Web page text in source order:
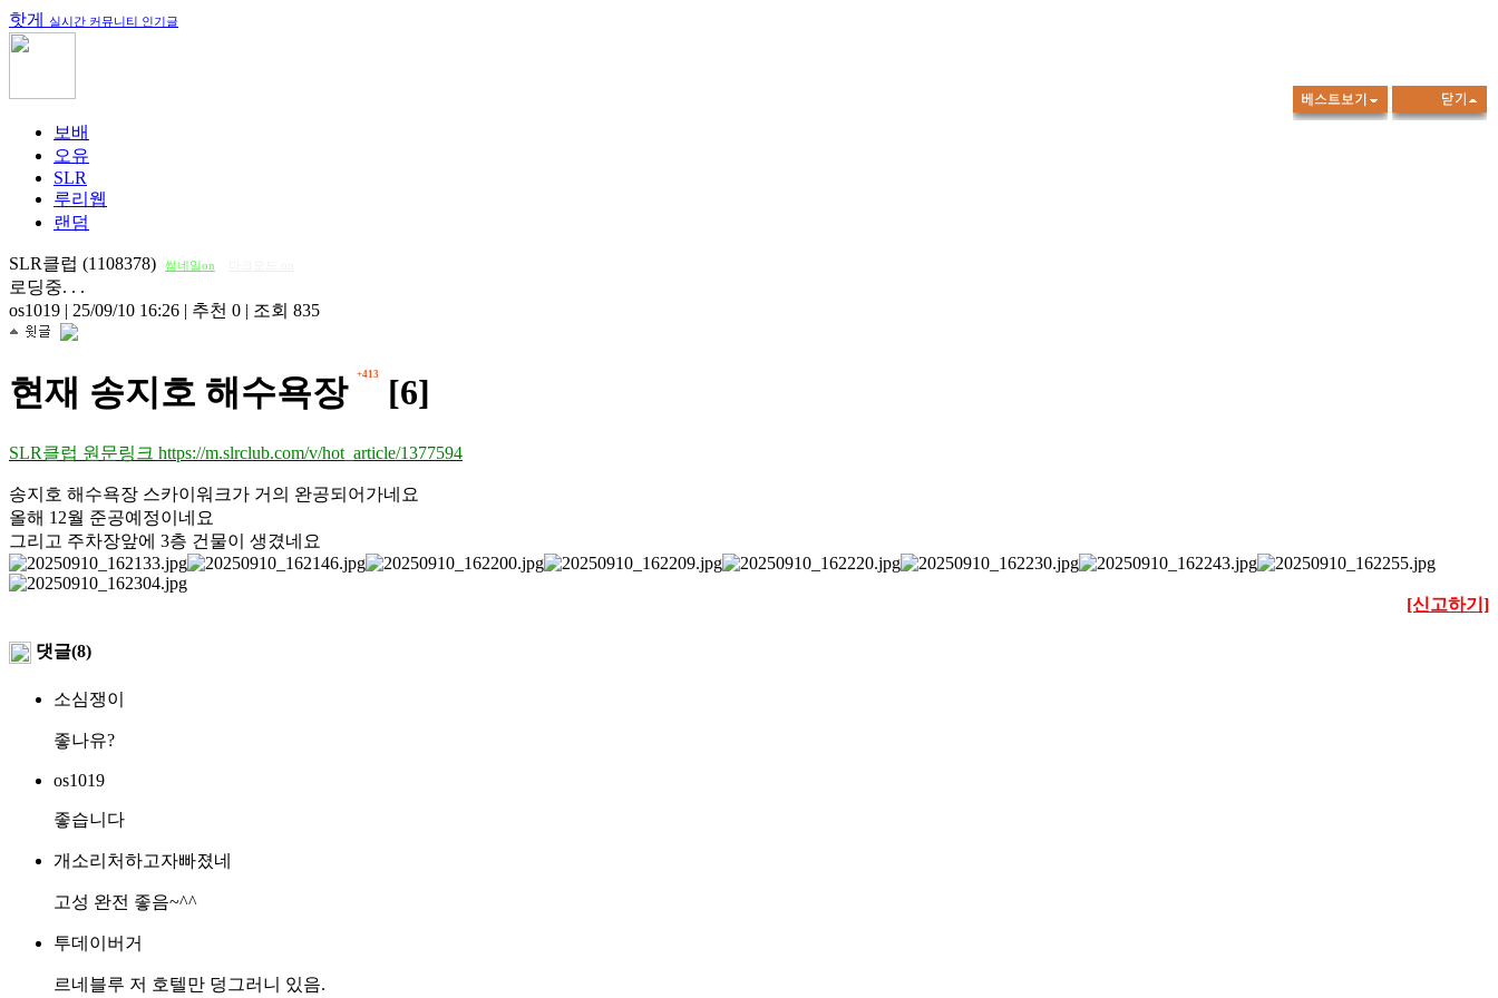
핫게 실시간 커뮤니티 인기글
보배
오유
SLR
루리웹
랜덤
SLR클럽 (1108378) 썸네일on
로딩중. . .
os1019 | 25/09/10 16:26 | 추천 0 | 조회 835
현재 송지호 해수욕장 +413 [6]
SLR클럽 원문링크 https://m.slrclub.com/v/hot_article/1377594
송지호 해수욕장 스카이워크가 거의 완공되어가네요
올해 12월 준공예정이네요
그리고 주차장앞에 3층 건물이 생겼네요
[신고하기]
댓글(8)
소심쟁이
좋나유?
os1019
좋습니다
개소리처하고자빠졌네
고성 완전 좋음~^^
투데이버거
르네블루 저 호텔만 덩그러니 있음.